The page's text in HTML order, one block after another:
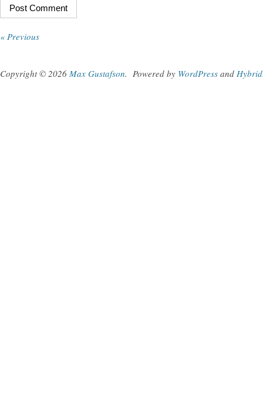
« Previous
Copyright © 2026 Max Gustafson. Powered by WordPress and Hybrid